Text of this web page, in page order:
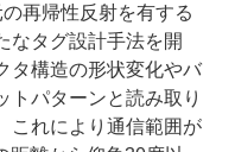
再帰性反射を有する
なタグ設計手法を開
タ構造の形状変化やバ
トパターンと読み取り
これにより通信範囲が